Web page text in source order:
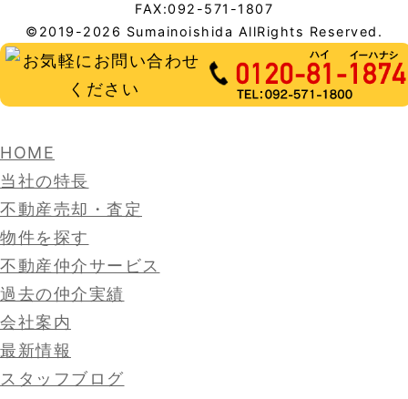
FAX:092-571-1807
©2019-2026 Sumainoishida AllRights Reserved.
HOME
当社の特長
不動産売却・査定
物件を探す
不動産仲介サービス
過去の仲介実績
会社案内
最新情報
スタッフブログ